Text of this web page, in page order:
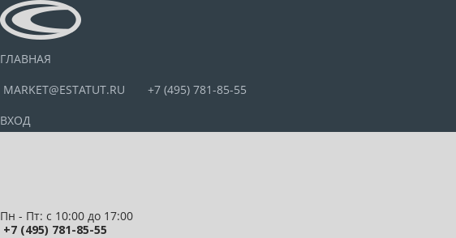
ГЛАВНАЯ
MARKET@ESTATUT.RU
+7 (495) 781-85-55
ВХОД
Пн - Пт: с 10:00 до 17:00
+7 (495) 781-85-55